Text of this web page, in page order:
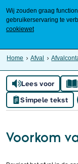
Wij zouden graag
gebruikerservaring te
cookiewet
Home Afval
Lees voor
Simpele tekst
Voorkom